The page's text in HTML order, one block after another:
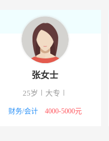
-华宁
张女士
25岁 大专
财务/会计 4000-5000元